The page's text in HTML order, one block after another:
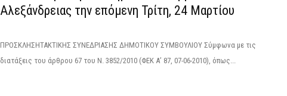
Αλεξάνδρειας την επόμενη Τρίτη, 24 Μαρτίου
ΠΡΟΣΚΛΗΣΗΤΑΚΤΙΚΗΣ ΣΥΝΕΔΡΙΑΣΗΣ ΔΗΜΟΤΙΚΟΥ ΣΥΜΒΟΥΛΙΟΥ Σύμφωνα με τις
διατάξεις του άρθρου 67 του Ν. 3852/2010 (ΦΕΚ Α’ 87, 07-06-2010), όπως...